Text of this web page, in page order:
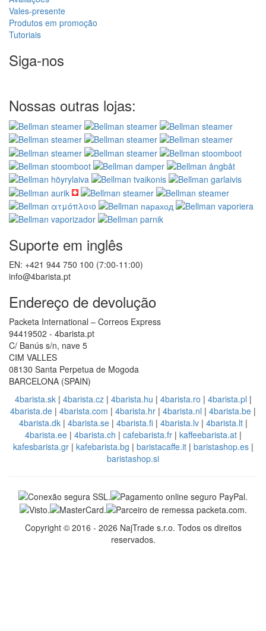
Vales-presente
Produtos em promoção
Tutoriais
Siga-nos
Nossas outras lojas:
Suporte em inglês
EN: +421 944 750 100 (7:00-11:00)
info@4barista.pt
Endereço de devolução
Packeta International – Correos Express
94419502 - 4barista.pt
C/ Banús s/n, nave 5
CIM VALLES
08130 Santa Perpetua de Mogoda
BARCELONA (SPAIN)
4barista.sk| 4barista.cz| 4barista.hu | 4barista.ro | 4barista.pl |
4barista.de | 4barista.com | 4barista.hr | 4barista.nl | 4barista.be |
4barista.dk| 4barista.se| 4barista.fi| 4barista.lv| 4barista.lt|
4barista.ee| 4barista.ch | cafebarista.fr| kaffeebarista.at|
kafesbarista.gr| kafebarista.bg | baristacaffe.it| baristashop.es|
baristashop.si
Copyright © 2016 - 2026 NajTrade s.r.o. Todos os direitos
reservados.